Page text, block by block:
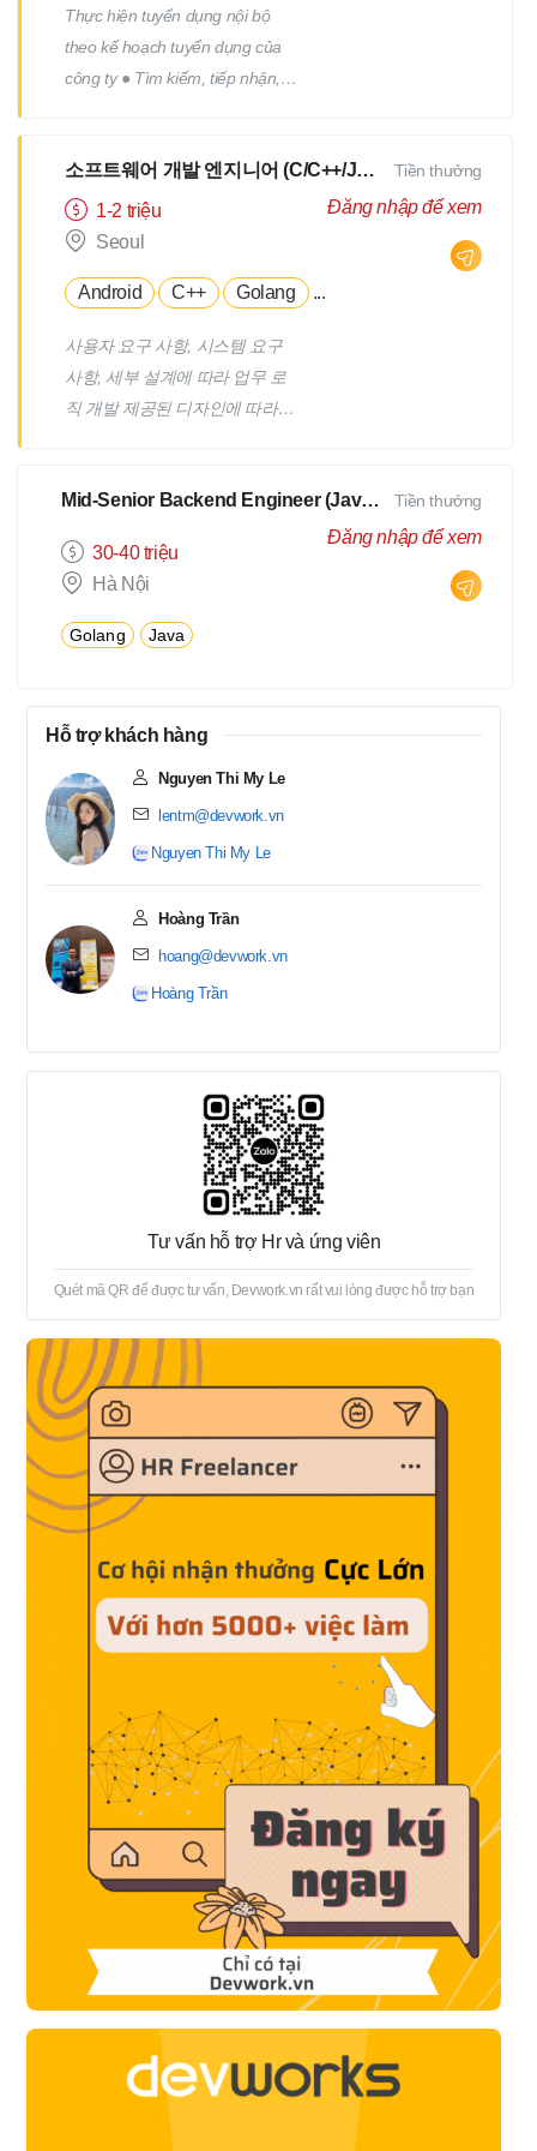
giữa ứng dụng và dịch vụ bên
ngoài. ● Lắng nghe và tiếp nhận
phản hồi để cải thiện và đáp
cung cấp giải pháp giá trị gia
tăng cho người dùng thông qua
API. ● Có cơ hội sang Nhật
Internet Group (Tokyo hoặc
Thực hiện tuyển dụng nội bộ
theo kế hoạch tuyển dụng của
công ty ● Tìm kiếm, tiếp nhận,
phỏng vấn ● Follow quy trình
ứng viên từ nhận CV đến thông
báo kết quả phỏng vấn. Tiếp
và phát triển nguồn ứng viên ●
thực hiện các chương trình
truyên thông, xây dựng thương
hiệu tuyển dụng. ● Hỗ trợ các
소프트웨어 개발 엔지니어 (C/C++/Java/Golang/Android/iOS)
1-2 triệu
Seoul
Android C++ Golang ...
사용자 요구 사항, 시스템 요구
사항, 세부 설계에 따라 업무 로
직 개발 제공된 디자인에 따라 UI
부서와 협력하여 시스템 품질 보
Tiền thưởng
Đăng nhập để xem
Mid-Senior Backend Engineer (Java, Golang)
30-40 triệu
Hà Nội
Golang Java
Tiền thưởng
Đăng nhập để xem
Hỗ trợ khách hàng
Nguyen Thi My Le
lentm@devwork.vn
Nguyen Thi My Le
Hoàng Trần
hoang@devwork.vn
Hoàng Trần
Tư vấn hỗ trợ Hr và ứng viên
Quét mã QR để được tư vấn, Devwork.vn rất vui lòng được hỗ trợ bạn